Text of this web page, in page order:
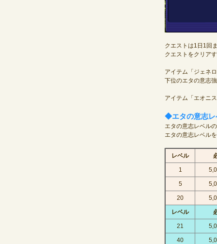
クエストは1日1回
クエストをクリア
アイテム「ジェネ
下位のエタの意志
アイテム「エオニ
◆エタの意志レ
エタの意志レベル
エタの意志レベル
レベル
1
5
20
レベル
21
40